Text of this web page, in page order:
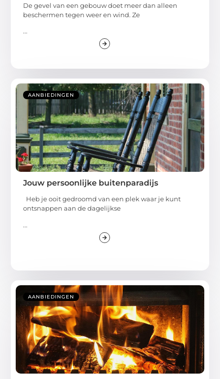
De gevel van een gebouw doet meer dan alleen
beschermen tegen weer en wind. Ze
...
AANBIEDINGEN
Jouw persoonlijke buitenparadijs
Heb je ooit gedroomd van een plek waar je kunt
ontsnappen aan de dagelijkse
...
AANBIEDINGEN